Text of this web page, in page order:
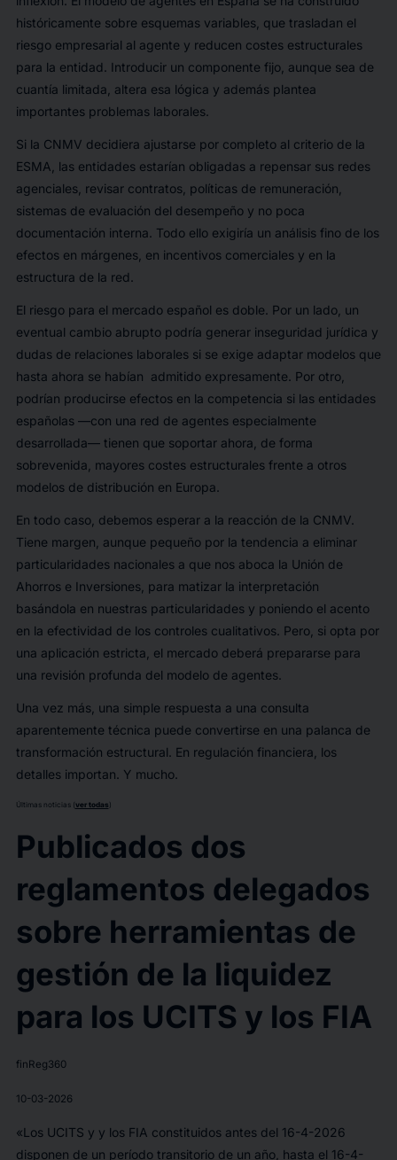
históricamente sobre esquemas variables, que trasladan el
riesgo empresarial al agente y reducen costes estructurales
para la entidad. Introducir un componente fijo, aunque sea de
cuantía limitada, altera esa lógica y además plantea
importantes problemas laborales.
Si la CNMV decidiera ajustarse por completo al criterio de la
ESMA, las entidades estarían obligadas a repensar sus redes
agenciales, revisar contratos, políticas de remuneración,
sistemas de evaluación del desempeño y no poca
documentación interna. Todo ello exigiría un análisis fino de los
efectos en márgenes, en incentivos comerciales y en la
estructura de la red.
El riesgo para el mercado español es doble. Por un lado, un
eventual cambio abrupto podría generar inseguridad jurídica y
dudas de relaciones laborales si se exige adaptar modelos que
hasta ahora se habían admitido expresamente. Por otro,
podrían producirse efectos en la competencia si las entidades
españolas —con una red de agentes especialmente
desarrollada— tienen que soportar ahora, de forma
sobrevenida, mayores costes estructurales frente a otros
modelos de distribución en Europa.
En todo caso, debemos esperar a la reacción de la CNMV.
Tiene margen, aunque pequeño por la tendencia a eliminar
particularidades nacionales a que nos aboca la Unión de
Ahorros e Inversiones, para matizar la interpretación
basándola en nuestras particularidades y poniendo el acento
en la efectividad de los controles cualitativos. Pero, si opta por
una aplicación estricta, el mercado deberá prepararse para
una revisión profunda del modelo de agentes.
Una vez más, una simple respuesta a una consulta
aparentemente técnica puede convertirse en una palanca de
transformación estructural. En regulación financiera, los
detalles importan. Y mucho.
Últimas noticias (ver todas )
Publicados dos
reglamentos delegados
sobre herramientas de
gestión de la liquidez
para los UCITS y los FIA
finReg360
10-03-2026
«Los UCITS y y los FIA constituidos antes del 16-4-2026
disponen de un período transitorio de un año, hasta el 16-4-